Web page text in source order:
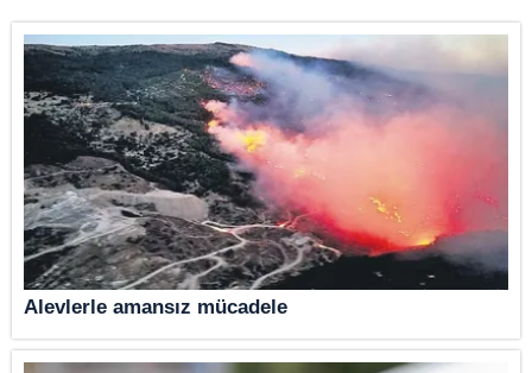
Alevlerle amansız mücadele